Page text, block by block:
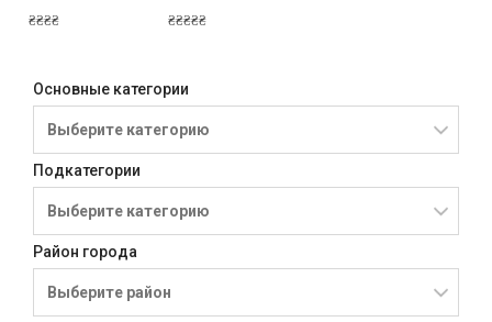
₴₴₴₴
₴₴₴₴₴
Основные категории
Подкатегории
Район города